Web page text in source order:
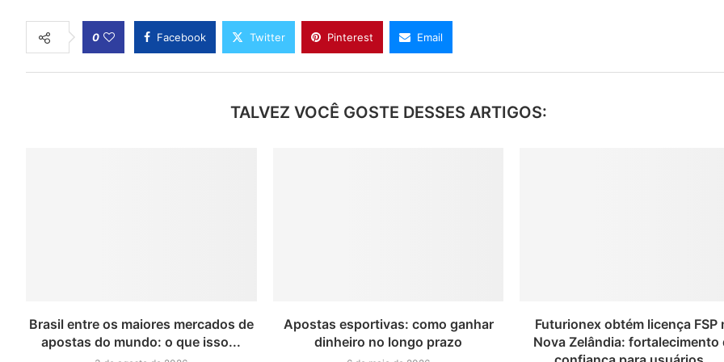
0 Facebook Twitter Pinterest Email
TALVEZ VOCÊ GOSTE DESSES ARTIGOS:
Brasil entre os maiores mercados de
apostas do mundo: o que isso...
Apostas esportivas: como ganhar
dinheiro no longo prazo
Futurionex obtém licença FSP
Nova Zelândia: fortalecimento